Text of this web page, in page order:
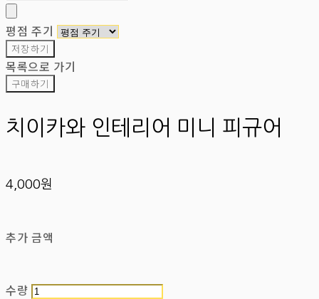
평점 주기
저장하기
목록으로 가기
구매하기
치이카와 인테리어 미니 피규어
4,000원
추가 금액
수량